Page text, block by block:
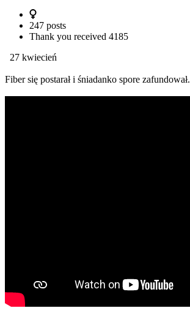
247 posts
Thank you received 4185
27 kwiecień
Fiber się postarał i śniadanko spore zafundował.